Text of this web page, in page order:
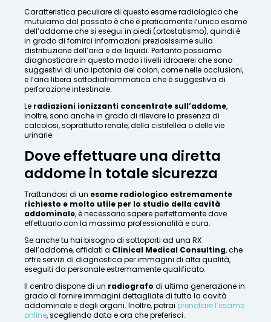
Caratteristica peculiare di questo esame radiologico che
mutuiamo dal passato è che è praticamente l’unico esame
dell’addome che si esegui in piedi (ortostatismo), quindi è
in grado di fornirci informazioni preziosissime sulla
distribuzione dell’aria e dei liquidi. Pertanto possiamo
diagnosticare in questo modo i livelli idroaerei che sono
suggestivi di una ipotonia del colon, come nelle occlusioni,
e l’aria libera sottodiaframmatica che è suggestiva di
perforazione intestinale.
Le radiazioni ionizzanti concentrate sull’addome,
inoltre, sono anche in grado di rilevare la presenza di
calcolosi, soprattutto renale, della cistifellea o delle vie
urinarie.
Dove effettuare una diretta
addome in totale sicurezza
Trattandosi di un esame radiologico estremamente
richiesto e molto utile per lo studio della cavità
addominale, è necessario sapere perfettamente dove
effettuarlo con la massima professionalità e cura.
Se anche tu hai bisogno di sottoporti ad una RX
dell’addome, affidati a Clinical Medical Consulting, che
offre servizi di diagnostica per immagini di alta qualità,
eseguiti da personale estremamente qualificato.
Il centro dispone di un radiografo di ultima generazione in
grado di fornire immagini dettagliate di tutta la cavità
addominale e degli organi. Inoltre, potrai prenotare l’esame
online, scegliendo data e ora che preferisci.